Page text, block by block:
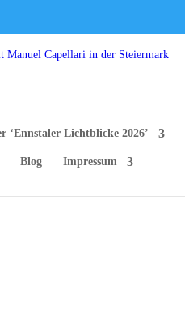
‘Ennstaler Lichtblicke 2026’
Blog Impressum